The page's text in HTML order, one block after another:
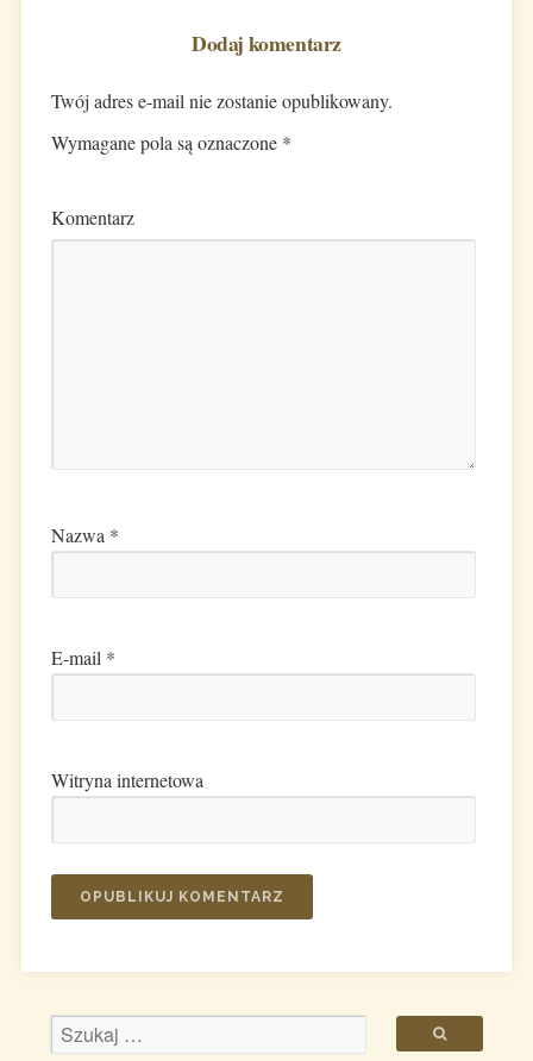
Dodaj komentarz
Twój adres e-mail nie zostanie opublikowany.
Wymagane pola są oznaczone *
Komentarz
Nazwa *
E-mail *
Witryna internetowa